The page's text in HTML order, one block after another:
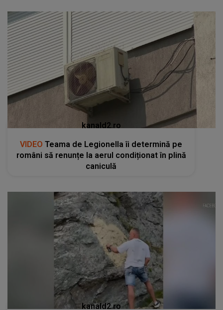
kanald2.ro
VIDEOTeama de Legionella îi determină pe
români să renunțe la aerul condiționat în plină
caniculă
kanald2.ro
Un gest aparent romantic a stârnit
indignare și a declanșat o anchetă penală pe
Transfăgărășan
RECOMANDĂRI